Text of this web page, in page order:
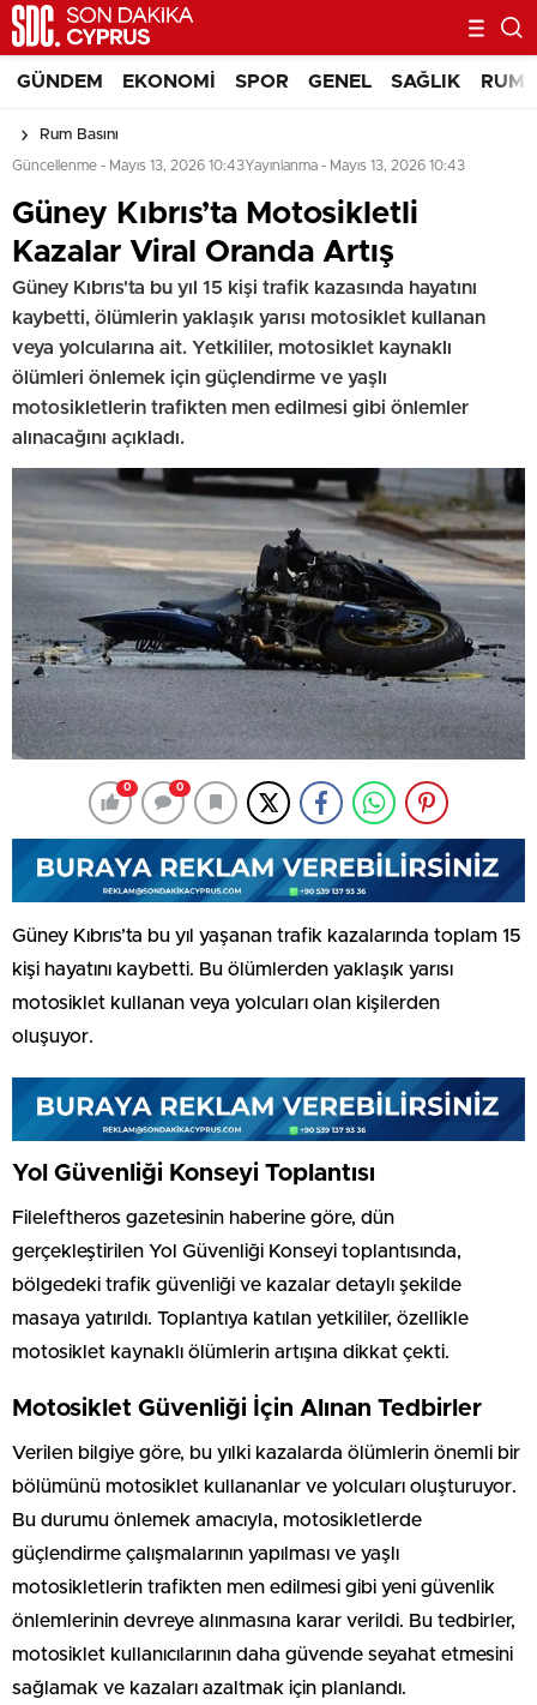
GÜNDEM EKONOMI SPOR GENEL SAĞLIK RUM
Rum Basını
Güncellenme - Mayıs 13, 2026 10:43Yayınlanma - Mayıs 13, 2026 10:43
Güney Kıbrıs’ta Motosikletli
Kazalar Viral Oranda Artış
Güney Kıbrıs'ta bu yıl 15 kişi trafik kazasında hayatını
kaybetti, ölümlerin yaklaşık yarısı motosiklet kullanan
veya yolcularına ait. Yetkililer, motosiklet kaynaklı
ölümleri önlemek için güçlendirme ve yaşlı
motosikletlerin trafikten men edilmesi gibi önlemler
alınacağını açıkladı.
0 0
Güney Kıbrıs’ta bu yıl yaşanan trafik kazalarında toplam 15
kişi hayatını kaybetti. Bu ölümlerden yaklaşık yarısı
motosiklet kullanan veya yolcuları olan kişilerden
oluşuyor.
Yol Güvenliği Konseyi Toplantısı
Fileleftheros gazetesinin haberine göre, dün
gerçekleştirilen Yol Güvenliği Konseyi toplantısında,
bölgedeki trafik güvenliği ve kazalar detaylı şekilde
masaya yatırıldı. Toplantıya katılan yetkililer, özellikle
motosiklet kaynaklı ölümlerin artışına dikkat çekti.
Motosiklet Güvenliği İçin Alınan Tedbirler
Verilen bilgiye göre, bu yılki kazalarda ölümlerin önemli bir
bölümünü motosiklet kullananlar ve yolcuları oluşturuyor.
Bu durumu önlemek amacıyla, motosikletlerde
güçlendirme çalışmalarının yapılması ve yaşlı
motosikletlerin trafikten men edilmesi gibi yeni güvenlik
önlemlerinin devreye alınmasına karar verildi. Bu tedbirler,
motosiklet kullanıcılarının daha güvende seyahat etmesini
sağlamak ve kazaları azaltmak için planlandı.